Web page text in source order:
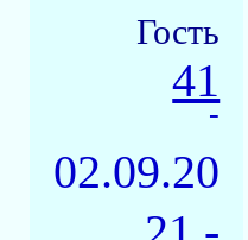
Гость
41
-
02.09.20